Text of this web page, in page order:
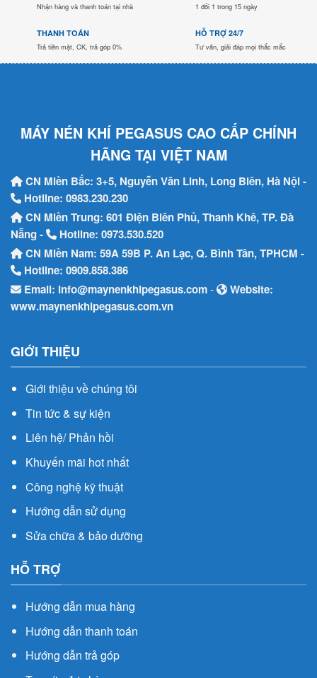
Nhận hàng và thanh toán tại nhà 1 đổi 1 trong 15 ngày
THANH TOÁN
Trả tiền mặt, CK, trả góp 0%
HỖ TRỢ 24/7
Tư vấn, giải đáp mọi thắc mắc
MÁY NÉN KHÍ PEGASUS CAO CẤP CHÍNH
HÃNG TẠI VIỆT NAM
CN Miền Bắc: 3+5, Nguyễn Văn Linh, Long Biên, Hà Nội -
Hotline: 0983.230.230
CN Miền Trung: 601 Điện Biên Phủ, Thanh Khê, TP. Đà
Nẵng -
Hotline: 0973.530.520
CN Miền Nam: 59A 59B P. An Lạc, Q. Bình Tân, TPHCM -
Hotline: 0909.858.386
Email: info@maynenkhipegasus.com-
Website:
www.maynenkhipegasus.com.vn
GIỚI THIỆU
Giới thiệu về chúng tôi
Tin tức & sự kiện
Liên hệ/ Phản hồi
Khuyến mãi hot nhất
Công nghệ kỹ thuật
Hướng dẫn sử dụng
Sửa chữa & bảo dưỡng
HỖ TRỢ
Hướng dẫn mua hàng
Hướng dẫn thanh toán
Hướng dẫn trả góp